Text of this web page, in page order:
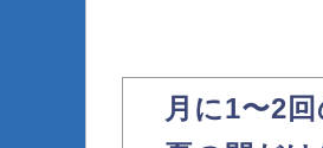
月に1〜2